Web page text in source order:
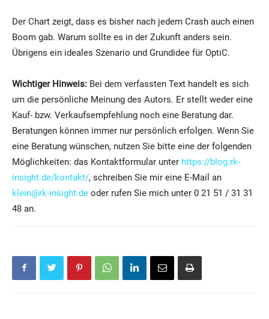
Der Chart zeigt, dass es bisher nach jedem Crash auch einen
Boom gab. Warum sollte es in der Zukunft anders sein.
Übrigens ein ideales Szenario und Grundidee für OptiC.
Wichtiger Hinweis: Bei dem verfassten Text handelt es sich
um die persönliche Meinung des Autors. Er stellt weder eine
Kauf- bzw. Verkaufsempfehlung noch eine Beratung dar.
Beratungen können immer nur persönlich erfolgen. Wenn Sie
eine Beratung wünschen, nutzen Sie bitte eine der folgenden
Möglichkeiten: das Kontaktformular unter https://blog.rk-
insight.de/kontakt/, schreiben Sie mir eine E-Mail an
klein@rk-insight.de oder rufen Sie mich unter 0 21 51 / 31 31
48 an.